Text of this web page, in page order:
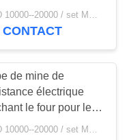
de
21
de traitement
USD 10000--20000 / set MOQ:1 jeu
CONTACT
de mine de
électrique
le four pour le
de chauffage
USD 10000--20000 / set MOQ:1 jeu